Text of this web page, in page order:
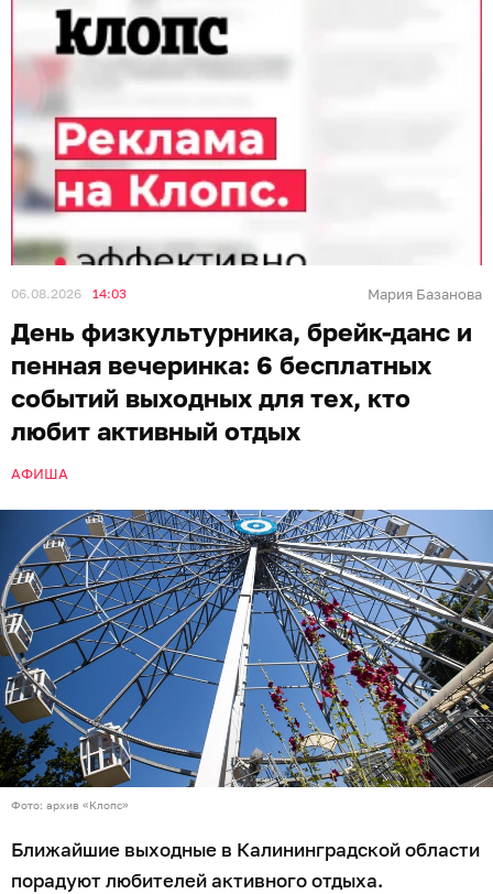
06.08.2026 14:03 Мария Базанова
День физкультурника, брейк-данс и
пенная вечеринка: 6 бесплатных
событий выходных для тех, кто
любит активный отдых
АФИША
Фото: архив «Клопс»
Ближайшие выходные в Калининградской области
порадуют любителей активного отдыха.